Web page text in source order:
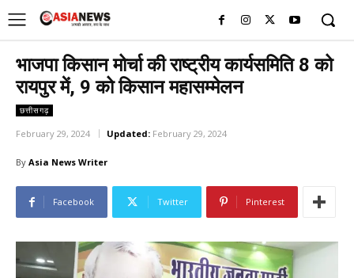
भाजपा किसान मोर्चा की राष्ट्रीय कार्यसमिति 8 को
रायपुर में, 9 को किसान महासम्मेलन
छत्तीसगढ़
February 29, 2024 Updated: February 29, 2024
By Asia News Writer
Facebook Twitter Pinterest